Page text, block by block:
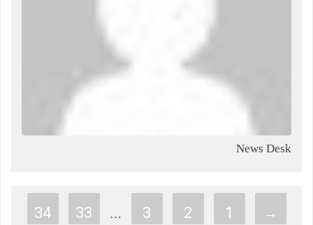
News Desk
→
1
2
3
…
33
34